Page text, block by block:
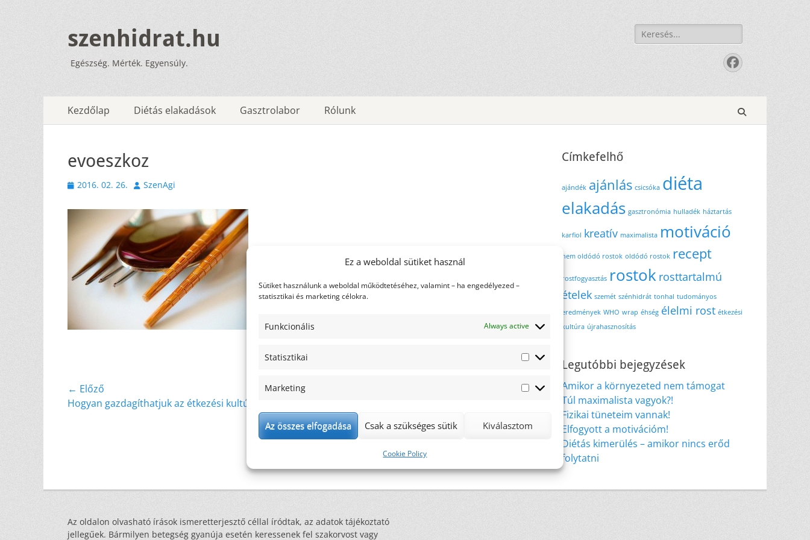
Ez a weboldal sütiket használ
Sütiket használunk a weboldal működtetéséhez, valamint – ha engedélyezed –
statisztikai és marketing célokra.
Funkcionális Always active
Statisztikai Statisztikai
Marketing Marketing
Az összes elfogadása Csak a szükséges sütik Kiválasztom
Cookie Policy
szenhidrat.hu
Egészség. Mérték. Egyensúly.
Keresés:
Facebook
Elsődleges
menü
Tovább
Kezdőlap Diétás elakadások Gasztrolabor Rólunk
evoeszkoz
Közzétéve
2016. 02. 26. Szerző
SzenAgi
Bejegyzés
navigáció
← Előző
Előző
Hogyan gazdagíthatjuk az étkezési kultúránkat?
Címkefelhő
ajándék ajánlás csicsóka diéta
elakadás gasztronómia hulladék háztartás
karfiol kreatív maximalista motiváció
nem oldódó rostok oldódó rostok recept
rostfogyasztás rostok rosttartalmú
ételek szemét szénhidrát tonhal tudományos
eredmények WHO wrap éhség élelmi rost étkezési
kultúra újrahasznosítás
Legutóbbi bejegyzések
Amikor a környezeted nem támogat
Túl maximalista vagyok?!
Fizikai tüneteim vannak!
Elfogyott a motivációm!
Diétás kimerülés – amikor nincs erőd
folytatni
Az oldalon olvasható írások ismeretterjesztő céllal íródtak, az adatok tájékoztató
jellegűek. Bármilyen betegség gyanúja esetén keressenek fel szakorvost vagy